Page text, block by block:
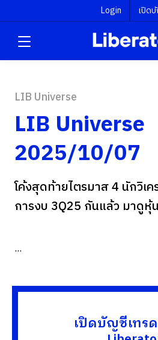
Login เปิด
LIB Universe
LIB Universe
2025/10/07
โค้งสุดท้ายไตรมาส 4 นักวิเ
การงบ 3Q25 กันแล้ว มาดู
...
เปิดบัญชีเทร